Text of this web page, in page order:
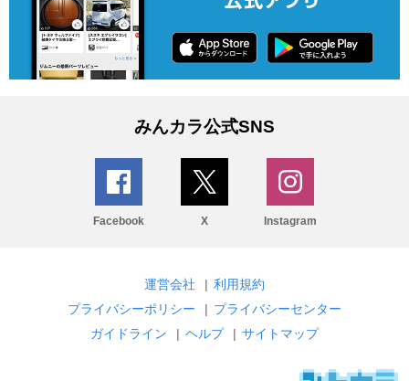
みんカラ公式SNS
Facebook X Instagram
運営会社 | 利用規約
プライバシーポリシー
| プライバシーセンター
ガイドライン
| ヘルプ | サイトマップ